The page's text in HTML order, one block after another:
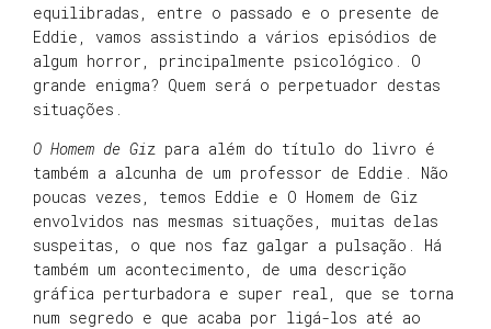
equilibradas, entre o passado e o presente de
Eddie, vamos assistindo a vários episódios de
algum horror, principalmente psicológico. O
grande enigma? Quem será o perpetuador destas
situações.
O Homem de Giz para além do título do livro é
também a alcunha de um professor de Eddie. Não
poucas vezes, temos Eddie e O Homem de Giz
envolvidos nas mesmas situações, muitas delas
suspeitas, o que nos faz galgar a pulsação. Há
também um acontecimento, de uma descrição
gráfica perturbadora e super real, que se torna
num segredo e que acaba por ligá-los até ao